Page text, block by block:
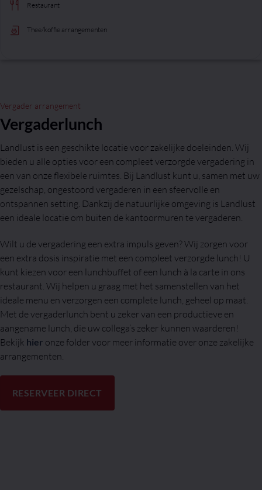
Vergader arrangement
Vergaderlunch
Landlust is een geschikte locatie voor zakelijke doeleinden. Wij
bieden u alle opties voor een compleet verzorgde vergadering in
een van onze flexibele ruimtes. Bij Landlust kunt u, samen met uw
gezelschap, ongestoord vergaderen in een sfeervolle en
ontspannen setting. Dankzij de natuurlijke omgeving is Landlust
een ideale locatie om buiten de kantoormuren te vergaderen.
Wilt u de vergadering een extra impuls geven? Wij zorgen voor
een extra dosis inspiratie met een compleet verzorgde lunch! U
kunt kiezen voor een lunchbuffet of een lunch à la carte in ons
restaurant. Wij helpen u graag met het samenstellen van het
ideale menu en verzorgen een complete lunch, geheel op maat.
Met de vergaderlunch bent u zeker van een productieve en
aangename lunch, die uw collega’s zeker kunnen waarderen!
Bekijk hier onze folder voor meer informatie over onze zakelijke
arrangementen.
RESERVEER DIRECT
Restaurant
Thee/koffie arrangementen